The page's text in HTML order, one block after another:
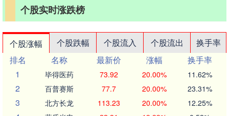
个股实时涨跌榜
个股涨幅 个股跌幅 个股流入 个股流出
换手率
排名
名称 最新价 涨幅
换手率
1
毕得医药 73.92 20.00% 11.62%
2 百普赛斯 77.7 20.00% 23.31%
3 北方长龙 113.23 20.00% 12.25%